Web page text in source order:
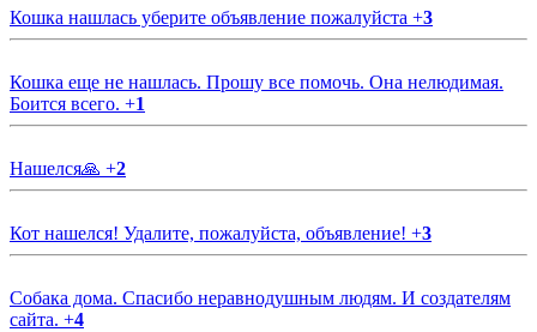
Кошка нашлась уберите объявление пожалуйста +3
Кошка еще не нашлась. Прошу все помочь. Она нелюдимая.
Боится всего. +1
Нашелся🙏 +2
Кот нашелся! Удалите, пожалуйста, объявление! +3
Собака дома. Спасибо неравнодушным людям. И создателям
сайта. +4